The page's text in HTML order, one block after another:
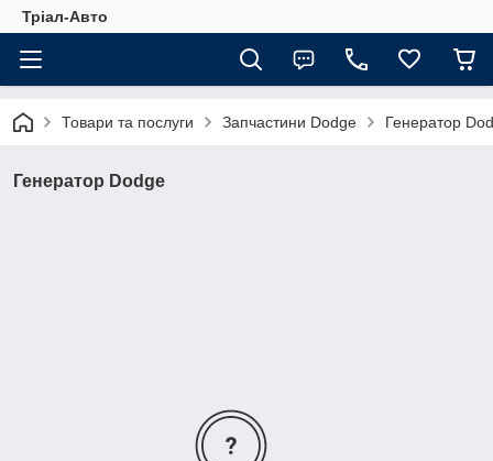
Тріал-Авто
Товари та послуги Запчастини Dodge Генератор
Генератор Dodge